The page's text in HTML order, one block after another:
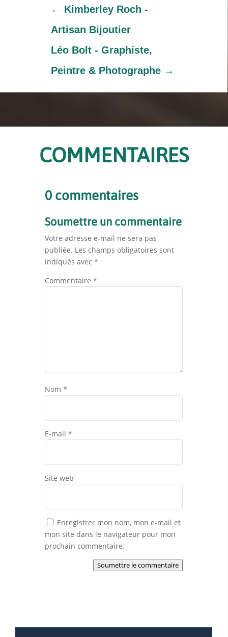
← Kimberley Roch -
Artisan Bijoutier
Léo Bolt - Graphiste,
Peintre & Photographe →
COMMENTAIRES
0 commentaires
Soumettre un commentaire
Votre adresse e-mail ne sera pas
publiée. Les champs obligatoires sont
indiqués avec *
Commentaire *
Nom *
E-mail *
Site web
Enregistrer mon nom, mon e-mail et
mon site dans le navigateur pour mon
prochain commentaire.
Soumettre le commentaire